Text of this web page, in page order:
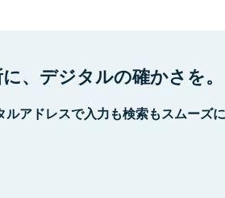
、デジタルの確かさを。
ルアドレスで入力も検索もスムーズ